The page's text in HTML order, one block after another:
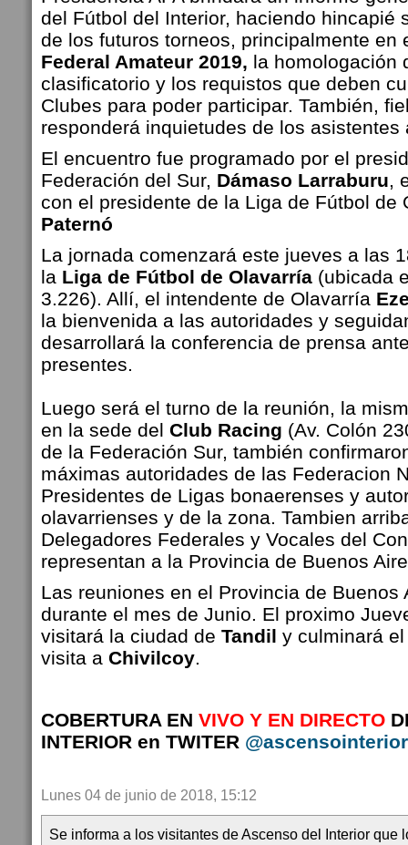
del Fútbol del Interior, haciendo hincapié
de los futuros torneos, principalmente en
Federal Amateur 2019, la homologación
clasificatorio y los requistos que deben
Clubes para poder participar. También,
responderá inquietudes de los asistentes
El encuentro fue programado por el
Federación del Sur, Dámaso Larraburu,
con el presidente de la Liga de Fútbol de
Paternó
La jornada comenzará este jueves a las
la Liga de Fútbol de Olavarría (ubicada
3.226). Allí, el intendente de Olavarría
la bienvenida a las autoridades y
desarrollará la conferencia de prensa
presentes.
Luego será el turno de la reunión, la
en la sede del Club Racing (Av. Colón
de la Federación Sur, también
máximas autoridades de las Federacion
Presidentes de Ligas bonaerenses y
olavarrienses y de la zona. Tambien
Delegadores Federales y Vocales del
representan a la Provincia de Buenos
Las reuniones en el Provincia de Buenos
durante el mes de Junio. El proximo
visitará la ciudad de Tandil y culminará
visita a Chivilcoy.
COBERTURA EN VIVO Y EN DIRECTO
INTERIOR en TWITER @ascensointerior
Lunes 04 de junio de 2018, 15:12
Se informa a los visitantes de Ascenso del Interior que